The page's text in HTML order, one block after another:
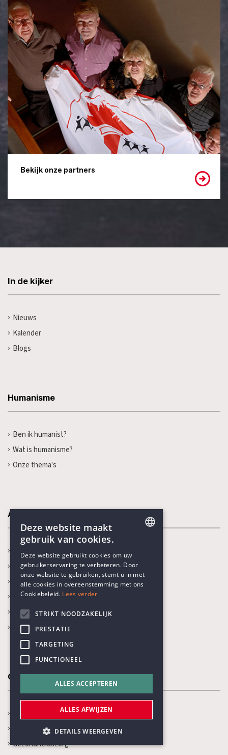
Bekijk onze partners
In de kijker
Nieuws
Kalender
Blogs
Humanisme
Ben ik humanist?
Wat is humanisme?
Onze thema's
Activiteiten
In de kijker
Kalender
Recente activiteiten
Prijs Vrijzinnig Humanisme
Boekenprijs
Karel Poma-lezing
Onze thema's
Opvoeden en onderwijs
Gezondheidszorg
DUTCH
Deze website maakt
gebruik van cookies.
Deze website gebruikt cookies om uw
gebruikerservaring te verbeteren. Door
onze website te gebruiken, stemt u in met
alle cookies in overeenstemming met ons
Cookiebeleid. Lees verder
STRIKT NOODZAKELIJK
PRESTATIE
TARGETING
FUNCTIONEEL
ALLES ACCEPTEREN
ALLES AFWIJZEN
DETAILS WEERGEVEN